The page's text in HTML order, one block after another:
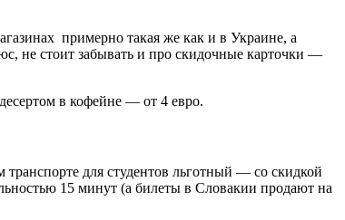
примерно такая же как и в Украине, а
не стоит забывать и про скидочные карточки —
в кофейне — от 4 евро.
транспорте для студентов льготный — со скидкой
15 минут (а билеты в Словакии продают на